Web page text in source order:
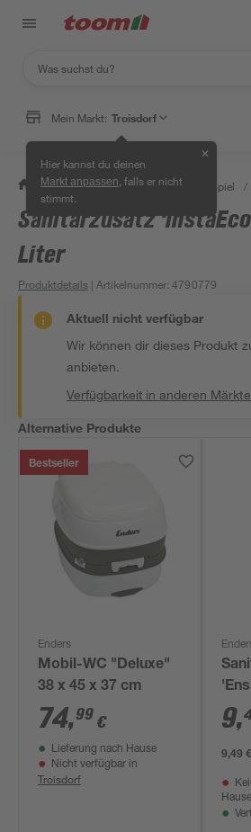
Mein Markt: Troisdorf
Hier kannst du deinen
Markt anpassen , falls er nicht
stimmt.
✕
/ Garten & Freizeit / Outdoor & Spiel /
Sanitärzusatz
Liter
Produktdetails | Artikelnummer:4790779
Aktuell nicht verfügbar
Wir können dir dieses Produkt
anbieten.
Verfügbarkeit in anderen
Alternative Produkte
Bestseller
Enders
Mobil-WC "Deluxe"
38 x 45 x 37 cm
74,99 €
Lieferung nach Hause
Nicht verfügbar in
Troisdorf
9,
9,49
Hause